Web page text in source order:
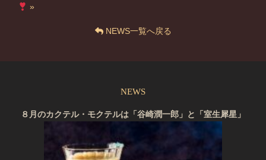
»
NEWS一覧へ戻る
NEWS
８月のカクテル・モクテルは「谷崎潤一郎」と「室生犀星」